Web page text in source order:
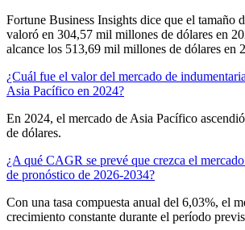
Fortune Business Insights dice que el tamaño
valoró en 304,57 mil millones de dólares en
alcance los 513,69 mil millones de dólares en
¿Cuál fue el valor del mercado de
Asia Pacífico en 2024?
En 2024, el mercado de Asia Pacífico
de dólares.
¿A qué CAGR se prevé que crezca el
de pronóstico de 2026-2034?
Con una tasa compuesta anual del 6,03%, el
crecimiento constante durante el período